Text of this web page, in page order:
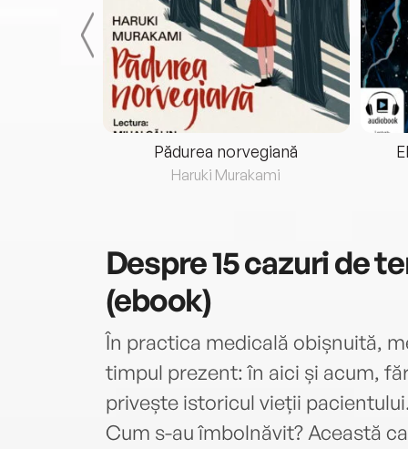
Pădurea norvegiană
Haruki Murakami
Despre15 cazuri de
(ebook)
În practica medicală obișnuită,
timpul prezent: în aici și acum,
privește istoricul vieții
Cum s-au îmbolnăvit? Această